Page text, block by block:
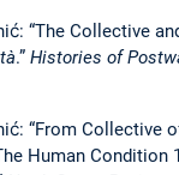
“The Collective
.” Histories of
“From Collective
Human Condition